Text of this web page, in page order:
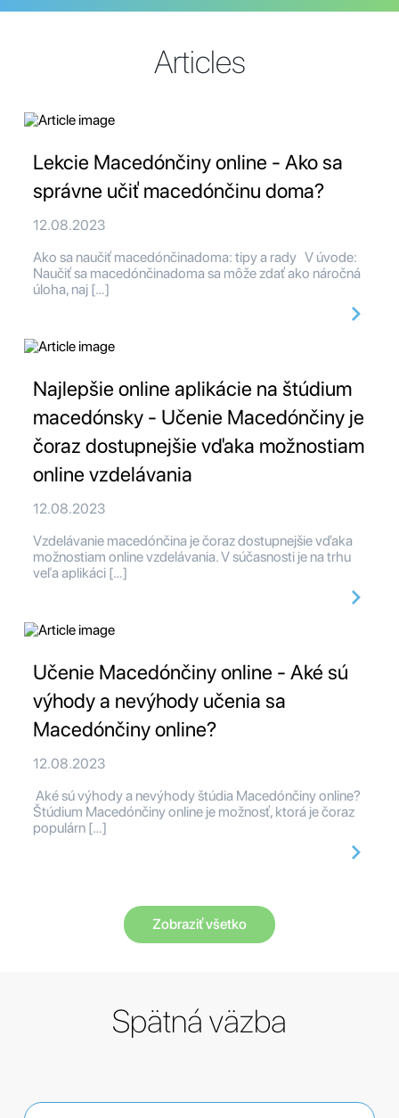
Articles
Lekcie Macedónčiny online - Ako sa
správne učiť macedónčinu doma?
12.08.2023
Ako sa naučiť macedónčinadoma: tipy a rady V úvode:
Naučiť sa macedónčinadoma sa môže zdať ako náročná
úloha, naj […]
Najlepšie online aplikácie na štúdium
macedónsky - Učenie Macedónčiny je
čoraz dostupnejšie vďaka možnostiam
online vzdelávania
12.08.2023
Vzdelávanie macedónčina je čoraz dostupnejšie vďaka
možnostiam online vzdelávania. V súčasnosti je na trhu
veľa aplikáci […]
Učenie Macedónčiny online - Aké sú
výhody a nevýhody učenia sa
Macedónčiny online?
12.08.2023
Aké sú výhody a nevýhody štúdia Macedónčiny online?
Štúdium Macedónčiny online je možnosť, ktorá je čoraz
populárn […]
Zobraziť všetko
Spätná väzba